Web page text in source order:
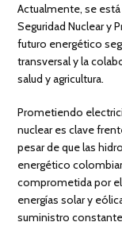
Actualmente, se
Seguridad Nuclear y
futuro energético
transversal y la
salud y agricultura.
Prometiendo
nuclear es clave
pesar de que las
energético
comprometida por
energías solar y
suministro